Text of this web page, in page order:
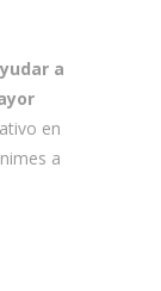
a
en
a